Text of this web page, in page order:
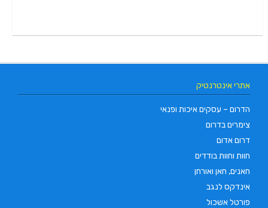
אתרי אינטרנטיק
הדרום – עסקים איכות ופנאי
צימרים בדרום
דרום אדום
חוות וחוות בודדים
חאנים, חאן ואורחן
אינדקס לנגב
פורטל אשכול